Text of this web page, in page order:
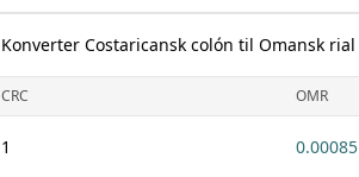
Konverter Costaricansk colón til Omansk rial
CRC OMR
1 0.00085